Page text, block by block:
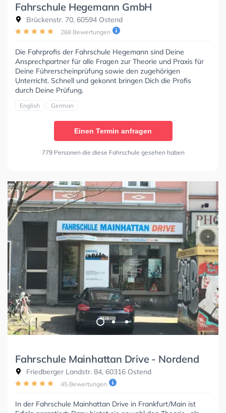
Fahrschule Hegemann GmbH
Brückenstr. 70, 60594 Ostend
268 Bewertungen
Die Fahrprofis der Fahrschule Hegemann sind Deine
Ansprechpartner für alle Fragen zur Theorie und Praxis für
Deine Führerscheinprüfung sowie den zugehörigen
Unterricht. Schnell und gekonnt bringen Dich die Profis
durch Deine Prüfung.
English German
Einen Termin anfragen
779 Personen die diese Fahrschule gesehen haben
Fahrschule Mainhattan Drive - Nordend
Friedberger Landstr. 84, 60316 Ostend
45 Bewertungen
In der Fahrschule Mainhattan Drive in Frankfurt/Main ist